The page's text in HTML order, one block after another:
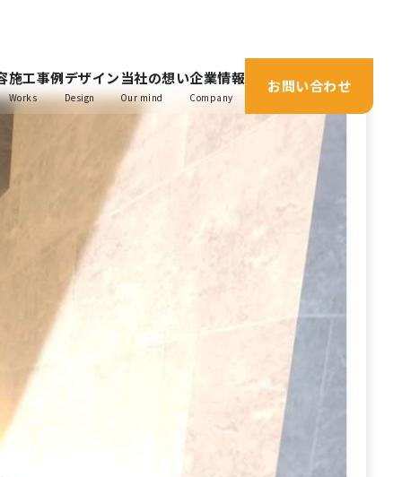
施工事例
Works
デザイン
Design
当社の想い
Our mind
企業情報
Company
お問い合わせ